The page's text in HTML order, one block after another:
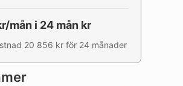
mån i 24 mån kr
20 856 kr för 24 månader